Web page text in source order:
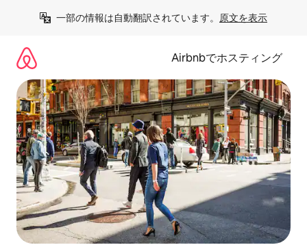
一部の情報は自動翻訳されています。 原文を表示
Airbnbでホスティング